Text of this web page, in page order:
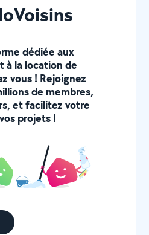
dédiée aux
à la location de
vous ! Rejoignez
de membres,
et facilitez votre
projets !